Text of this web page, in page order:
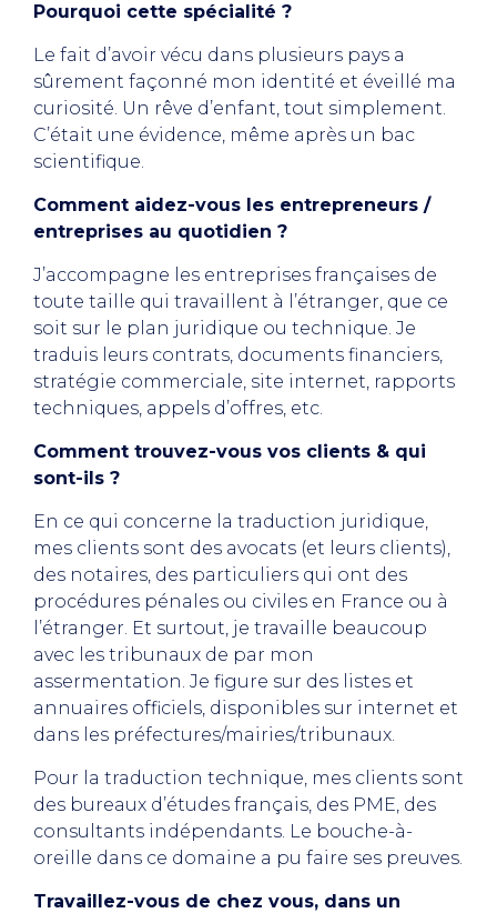
Pourquoi cette spécialité ?
Le fait d’avoir vécu dans plusieurs pays a
sûrement façonné mon identité et éveillé ma
curiosité. Un rêve d’enfant, tout simplement.
C’était une évidence, même après un bac
scientifique.
Comment aidez-vous les entrepreneurs /
entreprises au quotidien ?
J’accompagne les entreprises françaises de
toute taille qui travaillent à l’étranger, que ce
soit sur le plan juridique ou technique. Je
traduis leurs contrats, documents financiers,
stratégie commerciale, site internet, rapports
techniques, appels d’offres, etc.
Comment trouvez-vous vos clients & qui
sont-ils ?
En ce qui concerne la traduction juridique,
mes clients sont des avocats (et leurs clients),
des notaires, des particuliers qui ont des
procédures pénales ou civiles en France ou à
l’étranger. Et surtout, je travaille beaucoup
avec les tribunaux de par mon
assermentation. Je figure sur des listes et
annuaires officiels, disponibles sur internet et
dans les préfectures/mairies/tribunaux.
Pour la traduction technique, mes clients sont
des bureaux d’études français, des PME, des
consultants indépendants. Le bouche-à-
oreille dans ce domaine a pu faire ses preuves.
Travaillez-vous de chez vous, dans un